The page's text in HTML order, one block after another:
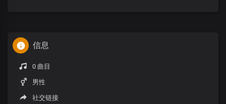
信息
0 曲目
男性
社交链接